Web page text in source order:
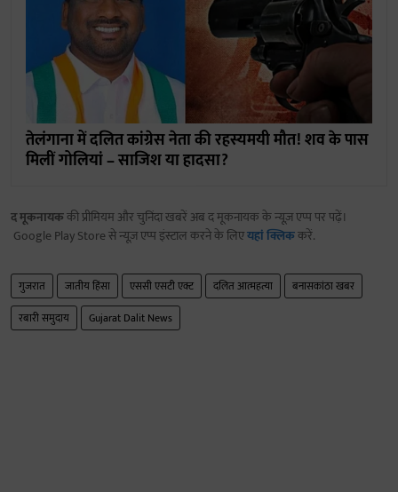
तेलंगाना में दलित कांग्रेस नेता की रहस्यमयी मौत! शव के पास
मिलीं गोलियां – साजिश या हादसा?
द मूकनायककी प्रीमियम और चुनिंदा खबरें अब द मूकनायक के न्यूज़ एप्प पर पढ़ें।
Google Play Store से न्यूज़ एप्प इंस्टाल करने के लिएयहां क्लिककरें.
गुजरात जातीय हिंसा एससी एसटी एक्ट दलित आत्महत्या
बनासकांठा खबर
रबारी समुदाय
Gujarat Dalit News